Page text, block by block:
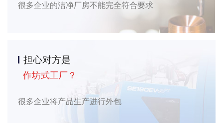
很多企业的洁净厂房不能完全符合要求
担心对方是
作坊式工厂？
很多企业将产品生产进行外包